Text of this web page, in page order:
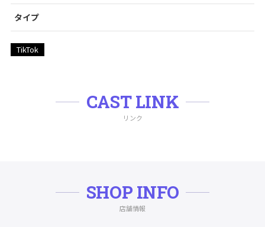
タイプ
TikTok
CAST LINK
リンク
SHOP INFO
店舗情報